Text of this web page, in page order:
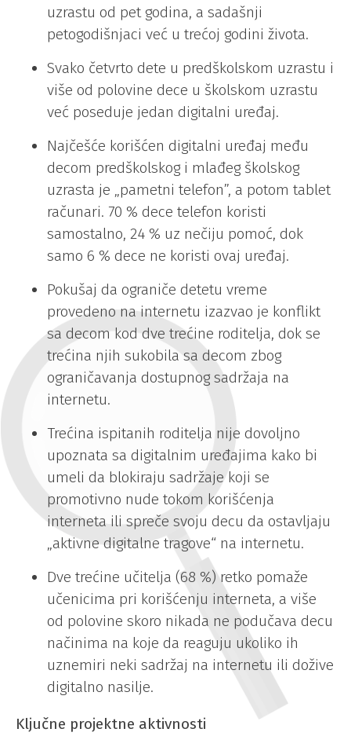
uzrastu od pet godina, a sadašnji
petogodišnjaci već u trećoj godini života.
Svako četvrto dete u predškolskom uzrastu i
više od polovine dece u školskom uzrastu
već poseduje jedan digitalni uređaj.
Najčešće korišćen digitalni uređaj među
decom predškolskog i mlađeg školskog
uzrasta je „pametni telefon”, a potom tablet
računari. 70 % dece telefon koristi
samostalno, 24 % uz nečiju pomoć, dok
samo 6 % dece ne koristi ovaj uređaj.
Pokušaj da ograniče detetu vreme
provedeno na internetu izazvao je konflikt
sa decom kod dve trećine roditelja, dok se
trećina njih sukobila sa decom zbog
ograničavanja dostupnog sadržaja na
internetu.
Trećina ispitanih roditelja nije dovoljno
upoznata sa digitalnim uređajima kako bi
umeli da blokiraju sadržaje koji se
promotivno nude tokom korišćenja
interneta ili spreče svoju decu da ostavljaju
„aktivne digitalne tragove“ na internetu.
Dve trećine učitelja (68 %) retko pomaže
učenicima pri korišćenju interneta, a više
od polovine skoro nikada ne podučava decu
načinima na koje da reaguju ukoliko ih
uznemiri neki sadržaj na internetu ili dožive
digitalno nasilje.
Ključne projektne aktivnosti